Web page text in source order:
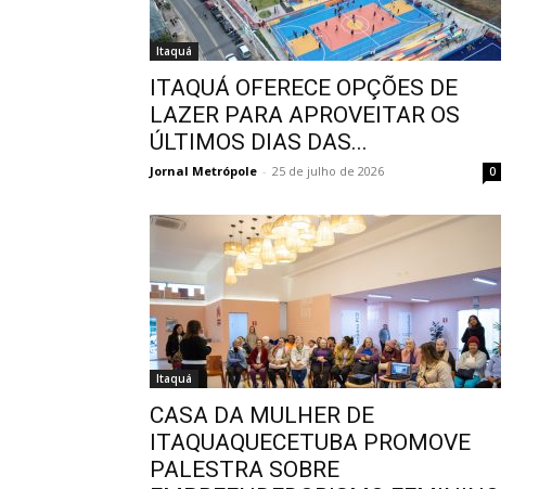
Itaquá
ITAQUÁ OFERECE OPÇÕES DE
LAZER PARA APROVEITAR OS
ÚLTIMOS DIAS DAS...
Jornal Metrópole - 25 de julho de 2026 0
Itaquá
CASA DA MULHER DE
ITAQUAQUECETUBA PROMOVE
PALESTRA SOBRE